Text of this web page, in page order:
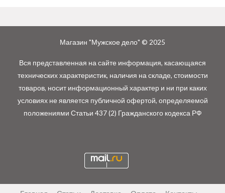
Магазин "Мужское дело" © 2025
Вся представленная на сайте информация, касающаяся
технических характеристик, наличия на складе, стоимости
товаров, носит информационный характер и ни при каких
условиях не является публичной офертой, определяемой
положениями Статьи 437 (2) Гражданского кодекса РФ